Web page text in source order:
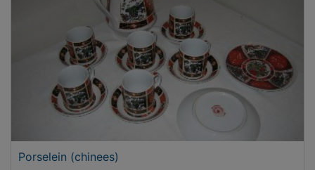
Porselein (chinees)